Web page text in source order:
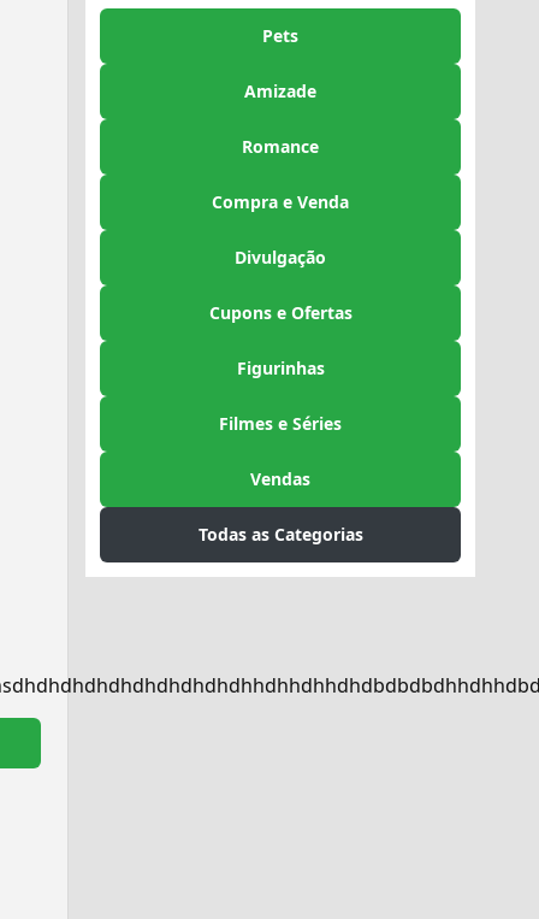
Pets
Amizade
Romance
Compra e Venda
Divulgação
Cupons e Ofertas
Figurinhas
Filmes e Séries
Vendas
Todas as Categorias